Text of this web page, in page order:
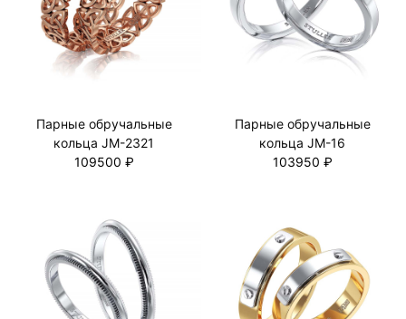
Парные обручальные
кольца JM-2321
109500 ₽
Парные обручальные
кольца JM-16
103950 ₽